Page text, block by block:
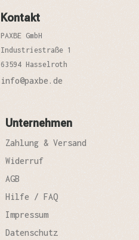
Kontakt
PAXBE GmbH
Industriestraße 1
63594 Hasselroth
info@paxbe.de
Unternehmen
Zahlung & Versand
Widerruf
AGB
Hilfe / FAQ
Impressum
Datenschutz